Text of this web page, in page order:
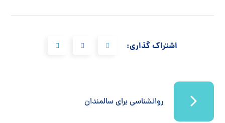
اشتراک گذاری:
روانشناسی برای سالمندان